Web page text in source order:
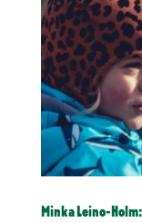
Minka Leino-